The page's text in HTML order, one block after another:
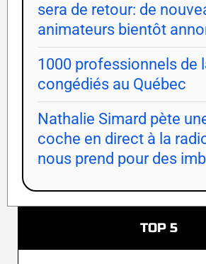
sera de retour: de
animateurs bientôt
1000 professionnels de
congédiés au Québec
Nathalie Simard pète
coche en direct à la
nous prend pour des
TOP 5